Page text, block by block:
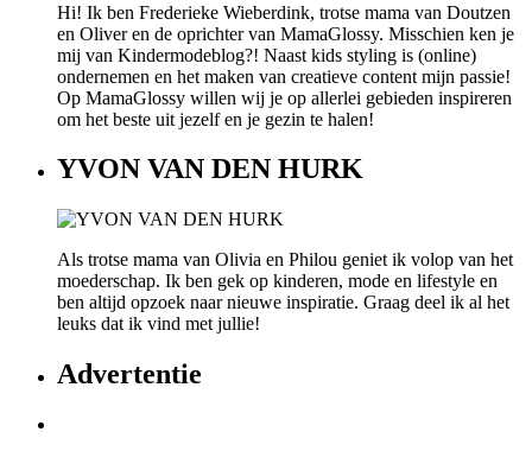
Hi! Ik ben Frederieke Wieberdink, trotse mama van Doutzen
en Oliver en de oprichter van MamaGlossy. Misschien ken je
mij van Kindermodeblog?! Naast kids styling is (online)
ondernemen en het maken van creatieve content mijn passie!
Op MamaGlossy willen wij je op allerlei gebieden inspireren
om het beste uit jezelf en je gezin te halen!
YVON VAN DEN HURK
Als trotse mama van Olivia en Philou geniet ik volop van het
moederschap. Ik ben gek op kinderen, mode en lifestyle en
ben altijd opzoek naar nieuwe inspiratie. Graag deel ik al het
leuks dat ik vind met jullie!
Advertentie